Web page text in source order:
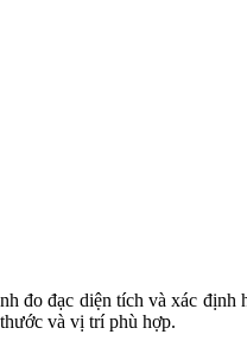
đo đạc diện tích và xác
và vị trí phù hợp.